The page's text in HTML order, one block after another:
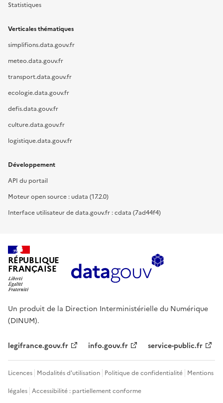
Statistiques
Verticales thématiques
simplifions.data.gouv.fr
meteo.data.gouv.fr
transport.data.gouv.fr
ecologie.data.gouv.fr
defis.data.gouv.fr
culture.data.gouv.fr
logistique.data.gouv.fr
Développement
API du portail
Moteur open source : udata (17.2.0)
Interface utilisateur de data.gouv.fr : cdata (7ad44f4)
RÉPUBLIQUE
FRANÇAISE
Un produit de la Direction Interministérielle du Numérique
(DINUM).
legifrance.gouv.fr info.gouv.fr service-public.fr
Licences Modalités d'utilisation Politique de confidentialité Mentions
légales Accessibilité : partiellement conforme